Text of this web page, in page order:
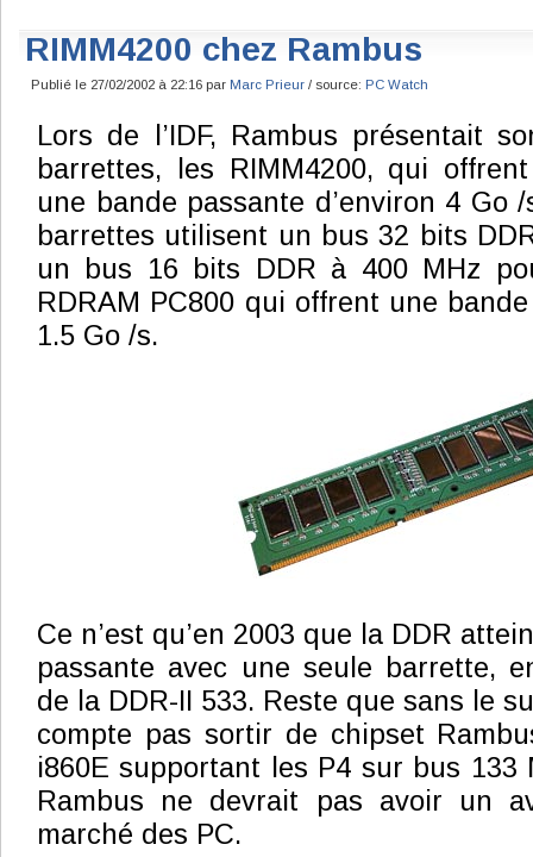
RIMM4200 chez Rambus
Publié le 27/02/2002 à 22:16 par Marc Prieur / source: PC Watch
Lors de l’IDF, Rambus présentait
barrettes, les RIMM4200, qui
une bande passante d’environ 4 Go
barrettes utilisent un bus 32 bits
un bus 16 bits DDR à 400 MHz
RDRAM PC800 qui offrent une
1.5 Go /s.
Ce n’est qu’en 2003 que la DDR
passante avec une seule barrette,
de la DDR-II 533. Reste que sans le
compte pas sortir de chipset
i860E supportant les P4 sur bus 133
Rambus ne devrait pas avoir un
marché des PC.